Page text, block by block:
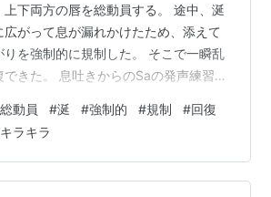
上下両方の唇を総動員する。 途中、涎
がって息が漏れかけたため、添えて
りを強制的に規制した。 そこで一瞬乱
できた。 息吐きからのSaの発声練習
ら「目力」を意識するようになった。
く、喜びや興奮のときに目がキラキ
ージで「目力」を込めてみた。 自分で
ているかどうか気掛かりだったが、で
総動員 #涎 #強制的 #規制 #回復
キラキラ